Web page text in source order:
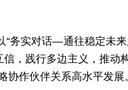
务实对话—通往稳定未
，践行多边主义，推动
作伙伴关系高水平发展